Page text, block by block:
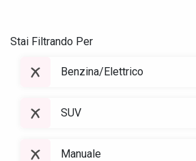
Stai Filtrando Per
Benzina/Elettrico
SUV
Manuale